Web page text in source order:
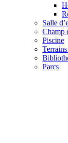
Salle
Champ
Piscine
Parcs